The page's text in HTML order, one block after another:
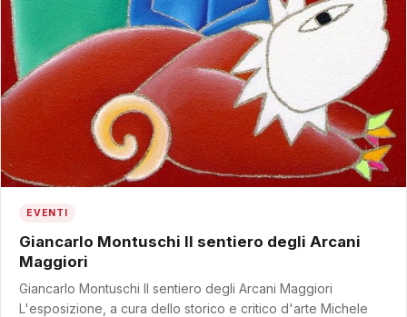
EVENTI
Giancarlo Montuschi Il sentiero degli Arcani
Maggiori
Giancarlo Montuschi Il sentiero degli Arcani Maggiori
L'esposizione, a cura dello storico e critico d'arte Michele